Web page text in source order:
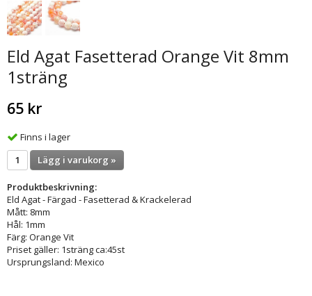
Eld Agat Fasetterad Orange Vit 8mm
1sträng
65 kr
Finns i lager
Lägg i varukorg »
Produktbeskrivning:
Eld Agat - Färgad - Fasetterad & Krackelerad
Mått: 8mm
Hål: 1mm
Färg: Orange Vit
Priset gäller: 1sträng ca:45st
Ursprungsland: Mexico